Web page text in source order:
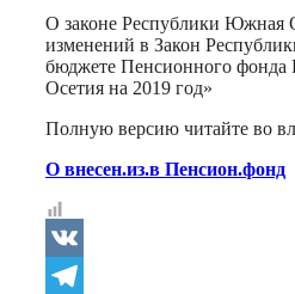
Print
О законе Республики Южная
изменений в Закон
бюджете Пенсионного
Осетия на 2019 год»
Полную версию читайте во
О внесен.из.в Пенсион.фонд
VK